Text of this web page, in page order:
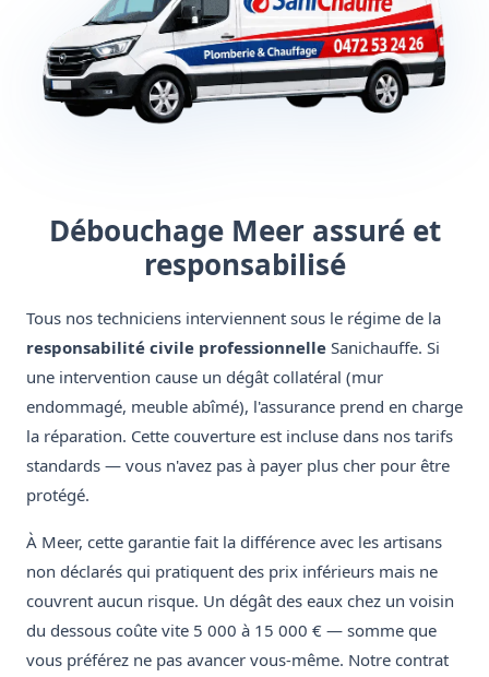
Débouchage Meer assuré et
responsabilisé
Tous nos techniciens interviennent sous le régime de la
responsabilité civile professionnelle Sanichauffe. Si
une intervention cause un dégât collatéral (mur
endommagé, meuble abîmé), l'assurance prend en charge
la réparation. Cette couverture est incluse dans nos tarifs
standards — vous n'avez pas à payer plus cher pour être
protégé.
À Meer, cette garantie fait la différence avec les artisans
non déclarés qui pratiquent des prix inférieurs mais ne
couvrent aucun risque. Un dégât des eaux chez un voisin
du dessous coûte vite 5 000 à 15 000 € — somme que
vous préférez ne pas avancer vous-même. Notre contrat